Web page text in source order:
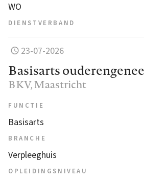
WO
DIENSTVERBAND
23-07-2026
Basisarts
BKV, Maastricht
FUNCTIE
Basisarts
BRANCHE
Verpleeghuis
OPLEIDINGSNIVEAU